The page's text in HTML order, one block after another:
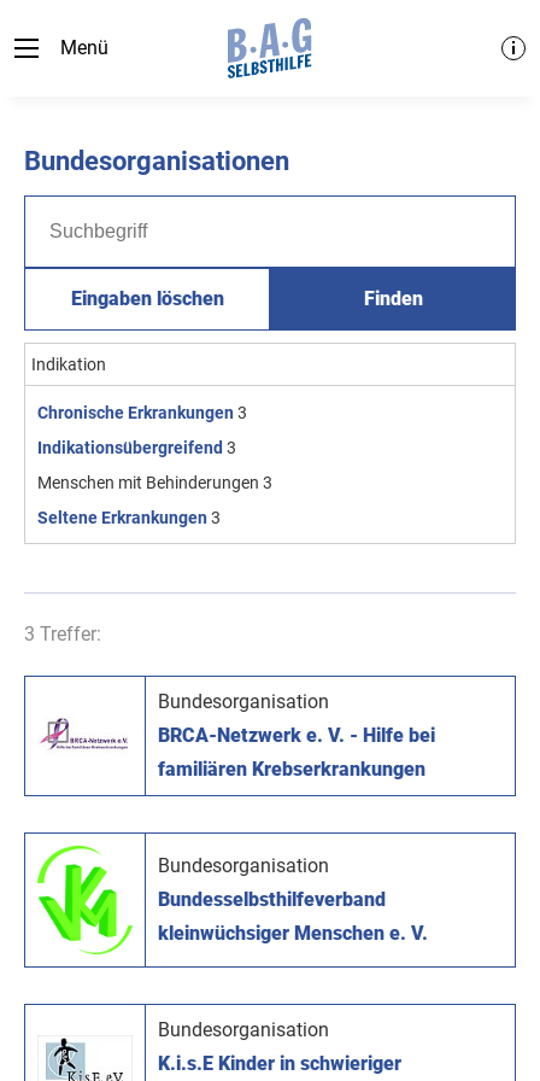
Menü
Bundesorganisationen
Eingaben löschen Finden
Indikation
Chronische Erkrankungen 3
Indikationsübergreifend 3
Menschen mit Behinderungen 3
Seltene Erkrankungen 3
3 Treffer:
Bundesorganisation
BRCA-Netzwerk e. V. - Hilfe bei
familiären Krebserkrankungen
Bundesorganisation
Bundesselbsthilfeverband
kleinwüchsiger Menschen e. V.
Bundesorganisation
K.i.s.E Kinder in schwieriger